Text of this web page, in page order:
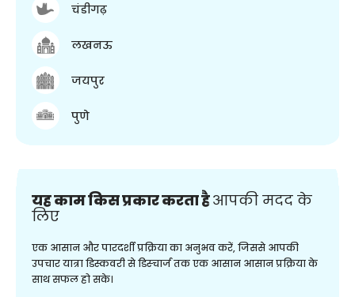
चंडीगढ़
लखनऊ
जयपुर
पुणे
यह काम किस प्रकार करता हैआपकी मदद के
लिए
एक आसान और पारदर्शी प्रक्रिया का अनुभव करें, जिससे आपकी
उपचार यात्रा डिस्कवरी से डिस्चार्ज तक एक आसान आसान प्रक्रिया के
साथ सफल हो सके।